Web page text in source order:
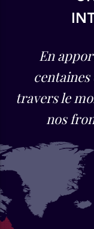
En
centaines
travers le
nos